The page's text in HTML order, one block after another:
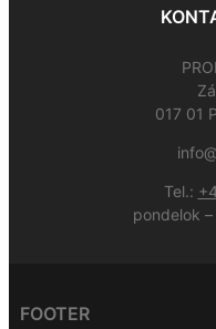
017 01
Tel.:
pondelok
FOOTER